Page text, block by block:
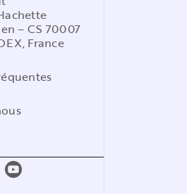
– CS 70007
France